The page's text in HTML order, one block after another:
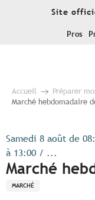
Site
Pros
Accueil Préparer
Marché hebdomadaire
Samedi 8 août de
à 13:00 / ...
Marché
MARCHÉ